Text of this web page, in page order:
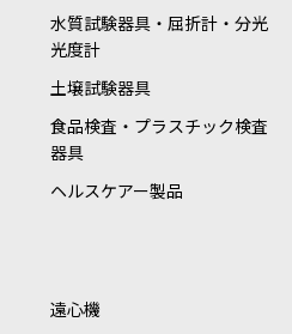
水質試験器具・屈折計・分光
光度計
土壌試験器具
食品検査・プラスチック検査
器具
ヘルスケアー製品
遠心機